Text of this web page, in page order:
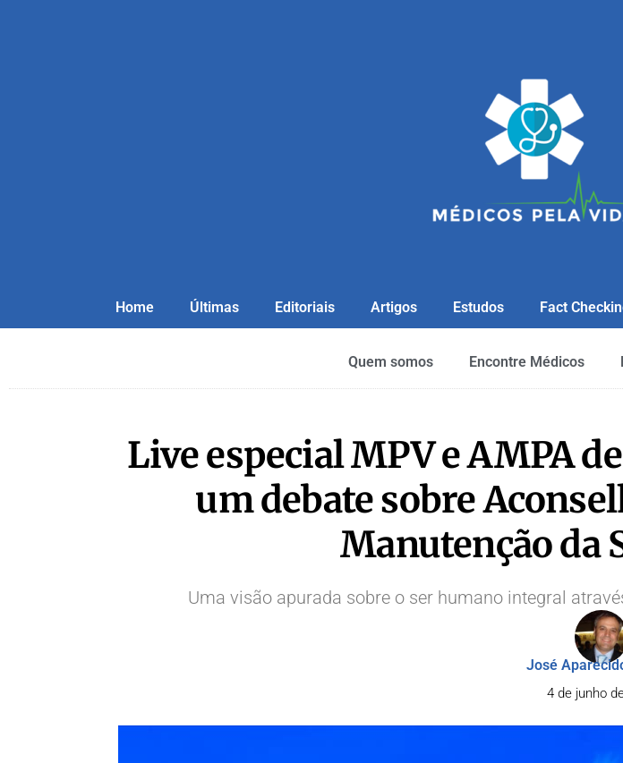
Home Últimas Editoriais Artigos Estudos Fact
Quem somos Encontre Médicos
Live especial MPV e AMPA
um debate sobre
Manutenção da
Uma visão apurada sobre o ser humano integral
José
4 de junho